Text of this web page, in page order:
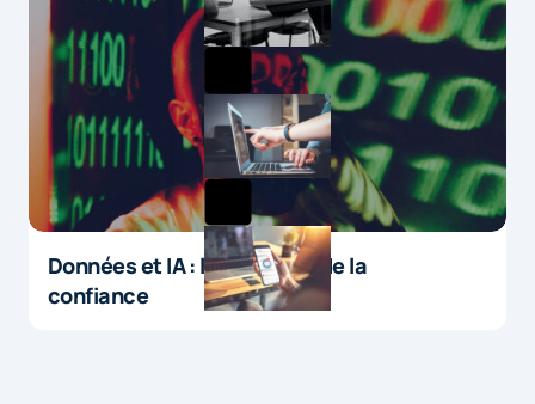
Données et IA : le paradoxe de la
confiance